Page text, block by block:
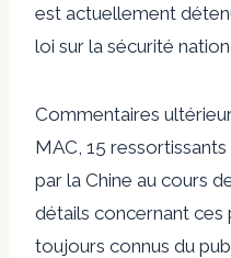
est actuellement
loi sur la sécurité
Commentaires
MAC, 15
par la Chine au cours
détails concernant ces
toujours connus du